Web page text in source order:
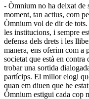
- Òmnium no ha deixat de
moment, tan actius, com
Òmnium vol de dir de tots.
les institucions, i sempre
defensa dels drets i les
manera, ens oferim com a
societat que està en
trobar una sortida
partícips. El millor elogi
quan em diuen que he
Òmnium estigui cada cop